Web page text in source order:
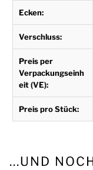
Ecken:
Verschluss:
Preis per
Verpackungseinh
eit (VE):
Preis pro Stück:
...UND